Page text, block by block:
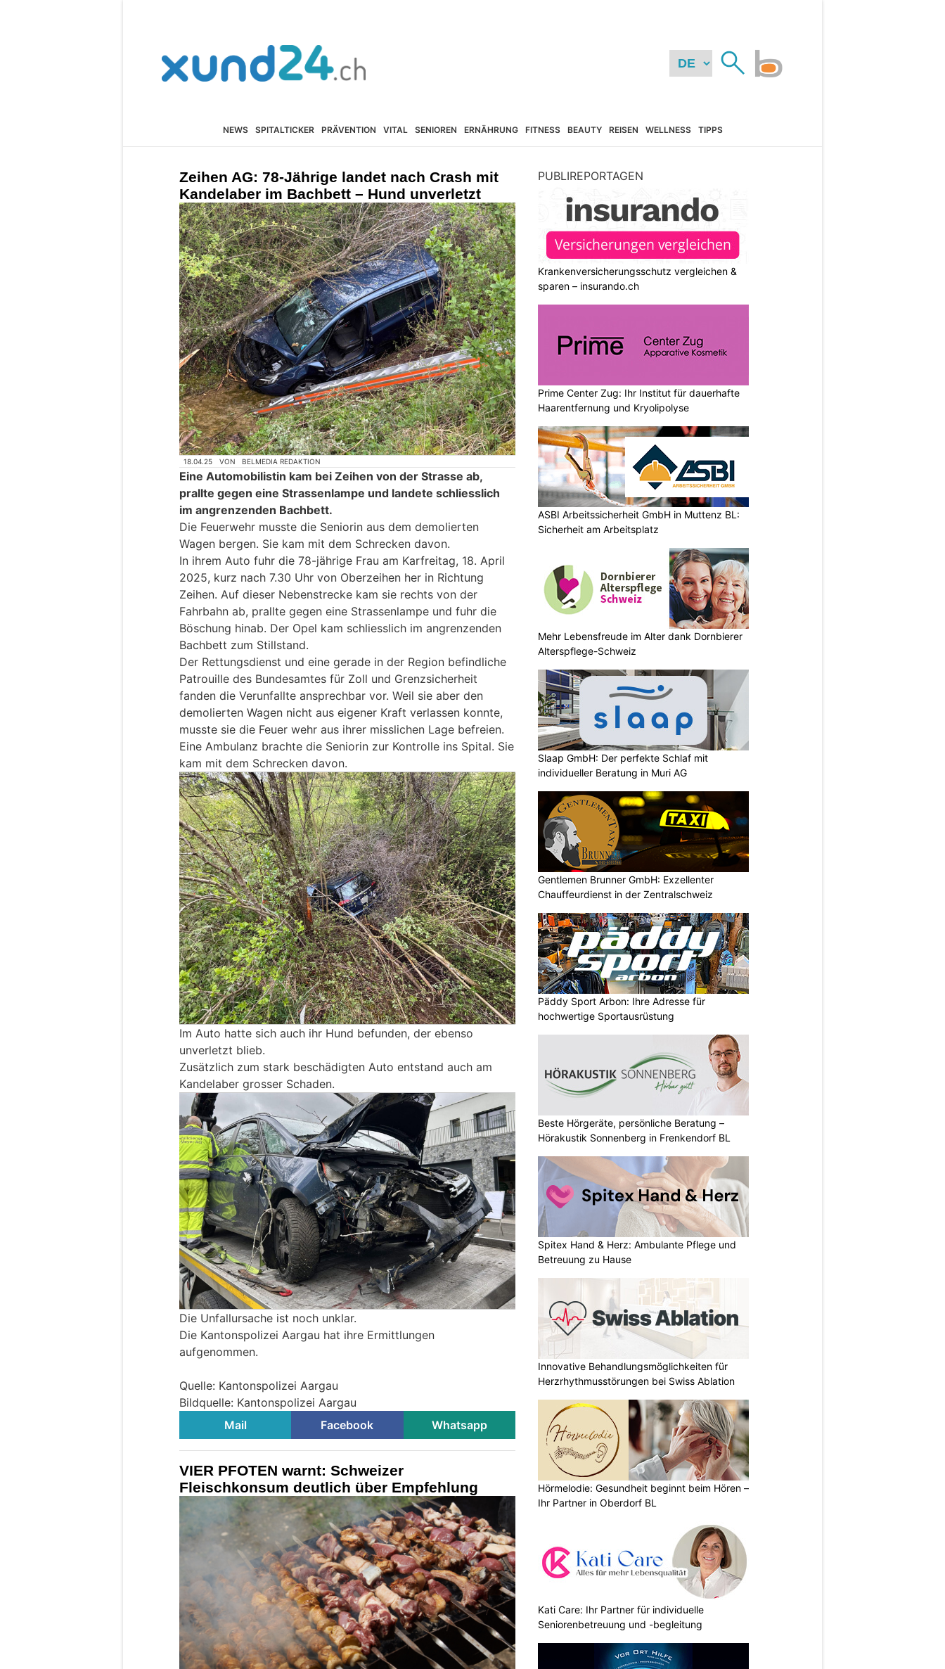
NEWS SPITALTICKER PRÄVENTION VITAL SENIOREN ERNÄHRUNG FITNESS BEAUTY REISEN WELLNESS TIPPS
Zeihen AG: 78-Jährige landet nach Crash mit
Kandelaber im Bachbett – Hund unverletzt
18.04.25 VON BELMEDIA REDAKTION
Eine Automobilistin kam bei Zeihen von der Strasse ab,
prallte gegen eine Strassenlampe und landete schliesslich
im angrenzenden Bachbett.
Die Feuerwehr musste die Seniorin aus dem demolierten
Wagen bergen. Sie kam mit dem Schrecken davon.
In ihrem Auto fuhr die 78-jährige Frau am Karfreitag, 18. April
2025, kurz nach 7.30 Uhr von Oberzeihen her in Richtung
Zeihen. Auf dieser Nebenstrecke kam sie rechts von der
Fahrbahn ab, prallte gegen eine Strassenlampe und fuhr die
Böschung hinab. Der Opel kam schliesslich im angrenzenden
Bachbett zum Stillstand.
Der Rettungsdienst und eine gerade in der Region befindliche
Patrouille des Bundesamtes für Zoll und Grenzsicherheit
fanden die Verunfallte ansprechbar vor. Weil sie aber den
demolierten Wagen nicht aus eigener Kraft verlassen konnte,
musste sie die Feuer wehr aus ihrer misslichen Lage befreien.
Eine Ambulanz brachte die Seniorin zur Kontrolle ins Spital. Sie
kam mit dem Schrecken davon.
Im Auto hatte sich auch ihr Hund befunden, der ebenso
unverletzt blieb.
Zusätzlich zum stark beschädigten Auto entstand auch am
Kandelaber grosser Schaden.
Die Unfallursache ist noch unklar.
Die Kantonspolizei Aargau hat ihre Ermittlungen
aufgenommen.
Quelle: Kantonspolizei Aargau
Bildquelle: Kantonspolizei Aargau
Mail
Facebook Whatsapp
VIER PFOTEN warnt: Schweizer
Fleischkonsum deutlich über Empfehlung
PUBLIREPORTAGEN
Krankenversicherungsschutz vergleichen &
sparen – insurando.ch
Prime Center Zug: Ihr Institut für dauerhafte
Haarentfernung und Kryolipolyse
ASBI Arbeitssicherheit GmbH in Muttenz BL:
Sicherheit am Arbeitsplatz
Mehr Lebensfreude im Alter dank Dornbierer
Alterspflege-Schweiz
Slaap GmbH: Der perfekte Schlaf mit
individueller Beratung in Muri AG
Gentlemen Brunner GmbH: Exzellenter
Chauffeurdienst in der Zentralschweiz
Päddy Sport Arbon: Ihre Adresse für
hochwertige Sportausrüstung
Beste Hörgeräte, persönliche Beratung –
Hörakustik Sonnenberg in Frenkendorf BL
Spitex Hand & Herz: Ambulante Pflege und
Betreuung zu Hause
Innovative Behandlungsmöglichkeiten für
Herzrhythmusstörungen bei Swiss Ablation
Hörmelodie: Gesundheit beginnt beim Hören –
Ihr Partner in Oberdorf BL
Kati Care: Ihr Partner für individuelle
Seniorenbetreuung und -begleitung